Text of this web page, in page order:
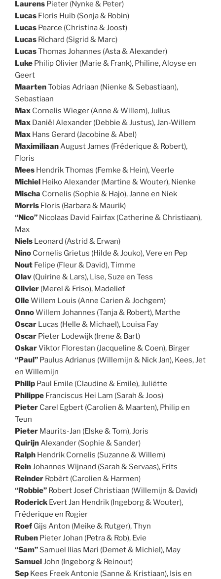
Laurens Pieter (Nynke & Peter)
Lucas Floris Huib (Sonja & Robin)
Lucas Pearce (Christina & Joost)
Lucas Richard (Sigrid & Marc)
LucasThomas Johannes (Asta & Alexander)
Luke Philip Olivier (Marie & Frank), Philine, Aloyse en
Geert
MaartenTobias Adriaan (Nienke & Sebastiaan),
Sebastiaan
Max Cornelis Wieger (Anne & Willem), Julius
Max Daniël Alexander (Debbie & Justus), Jan-Willem
Max Hans Gerard (Jacobine & Abel)
MaximiliaanAugust James (Fréderique & Robert),
Floris
Mees Hendrik Thomas (Femke & Hein), Veerle
Michiel Heiko Alexander (Martine & Wouter), Nienke
Mischa Cornelis (Sophie & Hajo), Janne en Niek
Morris Floris (Barbara & Maurik)
“Nico” Nicolaas David Fairfax (Catherine & Christiaan),
Max
Niels Leonard (Astrid & Erwan)
Nino Cornelis Grietus (Hilde & Jouko), Vere en Pep
Nout Felipe (Fleur & David), Timme
Olav (Quirine & Lars), Lise, Suze en Tess
Olivier (Merel & Friso), Madelief
OlleWillem Louis (Anne Carien & Jochgem)
OnnoWillem Johannes (Tanja & Robert), Marthe
Oscar Lucas (Helle & Michael), Louisa Fay
Oscar Pieter Lodewijk (Irene & Bart)
OskarViktor Florestan (Jacqueline & Coen), Birger
“Paul” Paulus Adrianus (Willemijn & Nick Jan), Kees, Jet
en Willemijn
Philip Paul Emile (Claudine & Emile), Juliëtte
Philippe Franciscus Hei Lam (Sarah & Joos)
Pieter Carel Egbert (Carolien & Maarten), Philip en
Teun
Pieter Maurits-Jan (Elske & Tom), Joris
QuirijnAlexander (Sophie & Sander)
Ralph Hendrik Cornelis (Suzanne & Willem)
ReinJohannes Wijnand (Sarah & Servaas), Frits
Reinder Robèrt (Carolien & Harmen)
“Robbie” Robert Josef Christiaan (Willemijn & David)
Roderick Evert Jan Hendrik (Ingeborg & Wouter),
Fréderique en Rogier
Roef Gijs Anton (Meike & Rutger), Thyn
Ruben Pieter Johan (Petra & Rob), Evie
“Sam” Samuel Ilias Mari (Demet & Michiel), May
SamuelJohn (Ingeborg & Reinout)
Sep Kees Freek Antonie (Sanne & Kristiaan), Isis en